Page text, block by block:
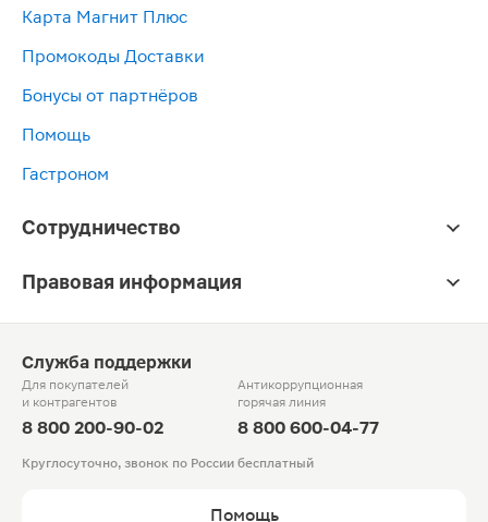
Карта Магнит Плюс
Промокоды Доставки
Бонусы от партнёров
Помощь
Гастроном
Сотрудничество
Правовая информация
Служба поддержки
Для покупателей
и контрагентов
8 800 200-90-02
Антикоррупционная
горячая линия
8 800 600-04-77
Круглосуточно, звонок по России бесплатный
Помощь